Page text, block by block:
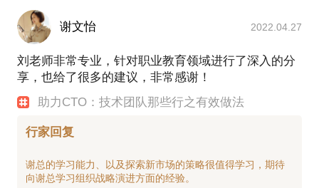
流程再造、看板管理、数据模型、高效研发
代码评审、技术体系、技术委员、平台战略
涉及案例：facebook 新浪微博 58
4、学习角度的升级：skill transfer
技术委员会、工作坊、训练营、马拉松、博
涉及案例：uber 京东 中兴 蚂蚁
5、技术品牌文化构建：技术社群力量
2010年携手技术型企业教练、一线研发团队带头人联
合开发了角色胜任能力模型，创办MPD（make
professional discovery）技术管理工作坊，将心理认
知、沙盘模拟、用户情景、软件生命周期有机结合起
来，持续为业界带来高质量的复合型管理实践，截止
目前已成功组织27届。
2012年创办全球软件案例研究峰会（TOP 100 CASE
研究与经验分享，由业界知名技术团队带头人深度参
与、出品、选题、推荐，为行业带来100件值得借鉴
谢文怡 2022.04.27
刘老师非常专业，针对职业教育领域进行了深入的分
享，也给了很多的建议，非常感谢！
助力CTO：技术团队那些行之有效做法
行家回复
谢总的学习能力、以及探索新市场的策略很值得学习，期待